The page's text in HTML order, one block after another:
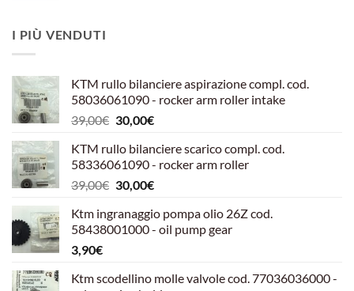
I PIÙ VENDUTI
KTM rullo bilanciere aspirazione compl. cod.
58036061090 - rocker arm roller intake
39,00€ Il
originale
era:
39,00€.
30,00€Il
attuale
è:
30,00€.
KTM rullo bilanciere scarico compl. cod.
58336061090 - rocker arm roller
39,00€ Il
originale
era:
30,00€Il
attuale
è:
Ktm ingranaggio pompa olio 26Z cod.
58438001000 - oil pump gear
3,90€
Ktm scodellino molle valvole cod. 77036036000 -